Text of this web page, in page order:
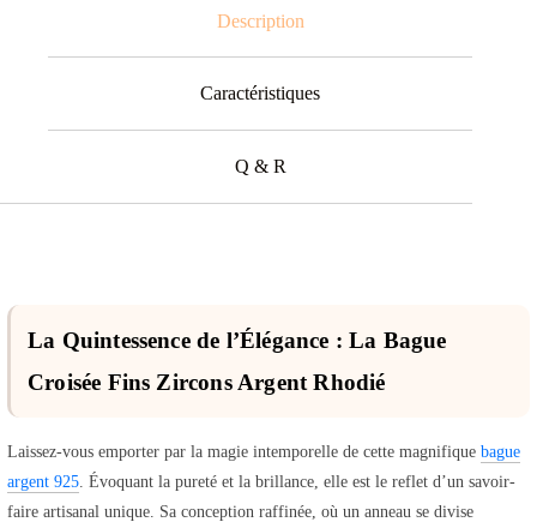
Description
Caractéristiques
Q & R
La Quintessence de l’Élégance : La Bague
Croisée Fins Zircons Argent Rhodié
Laissez-vous emporter par la magie intemporelle de cette magnifique bague
argent 925 . Évoquant la pureté et la brillance, elle est le reflet d’un savoir-
faire artisanal unique. Sa conception raffinée, où un anneau se divise